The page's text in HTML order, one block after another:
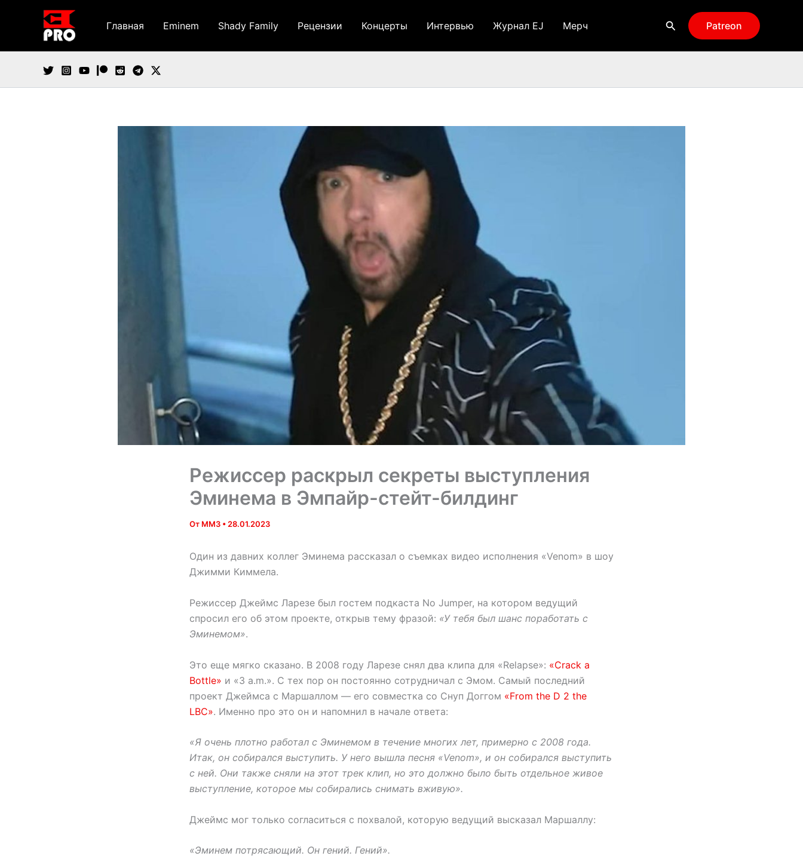
содержимому
Главная Eminem Shady Family Рецензии Концерты Интервью Журнал EJ Мерч Поиск Patreon
Режиссер раскрыл секреты выступления
Эминема в Эмпайр-стейт-билдинг
От MM3 •28.01.2023
Один из давних коллег Эминема рассказал о съемках видео исполнения «Venom» в шоу
Джимми Киммела.
Режиссер Джеймс Ларезе был гостем подкаста No Jumper, на котором ведущий
спросил его об этом проекте, открыв тему фразой: «У тебя был шанс поработать с
Эминемом».
Это еще мягко сказано. В 2008 году Ларезе снял два клипа для «Relapse»: «Crack a
Bottle» и «3 a.m.». С тех пор он постоянно сотрудничал с Эмом. Самый последний
проект Джеймса с Маршаллом — его совместка со Снуп Доггом «From the D 2 the
LBC». Именно про это он и напомнил в начале ответа:
«Я очень плотно работал с Эминемом в течение многих лет, примерно с 2008 года.
Итак, он собирался выступить. У него вышла песня «Venom», и он собирался выступить
с ней. Они также сняли на этот трек клип, но это должно было быть отдельное живое
выступление, которое мы собирались снимать вживую».
Джеймс мог только согласиться с похвалой, которую ведущий высказал Маршаллу:
«Эминем потрясающий. Он гений. Гений».